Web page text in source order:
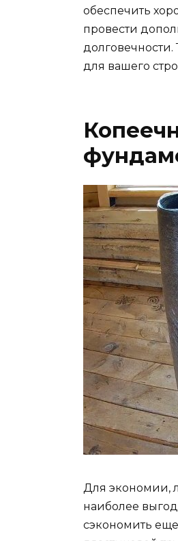
обеспечить
провести
для вашего
Для экономии,
наиболее
сэкономить